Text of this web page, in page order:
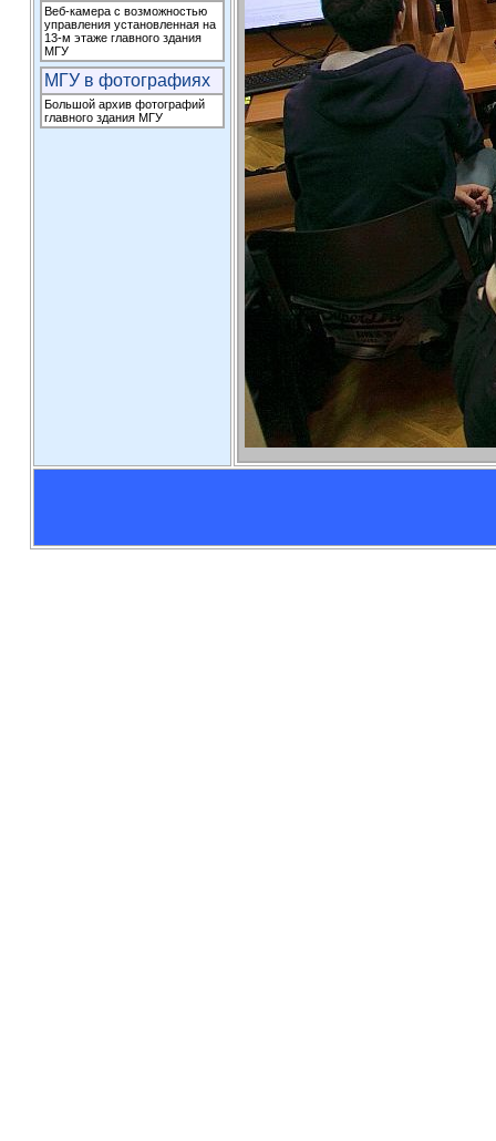
Веб-камера с возможностью
управления установленная на
13-м этаже главного здания
МГУ
МГУ в фотографиях
Большой архив фотографий
главного здания МГУ